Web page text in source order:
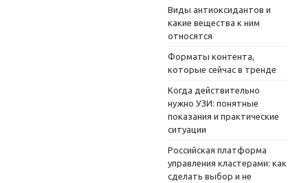
Виды антиоксидантов и
какие вещества к ним
относятся
Форматы контента,
которые сейчас в тренде
Когда действительно
нужно УЗИ: понятные
показания и практические
ситуации
Российская платформа
управления кластерами: как
сделать выбор и не